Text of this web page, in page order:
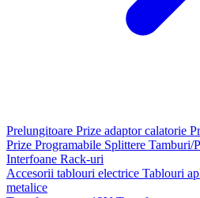
Prelungitoare Prize adaptor calatorie
Prize Programabile Splittere Tamburi/
Interfoane Rack-uri
Accesorii tablouri electrice Tablouri
metalice